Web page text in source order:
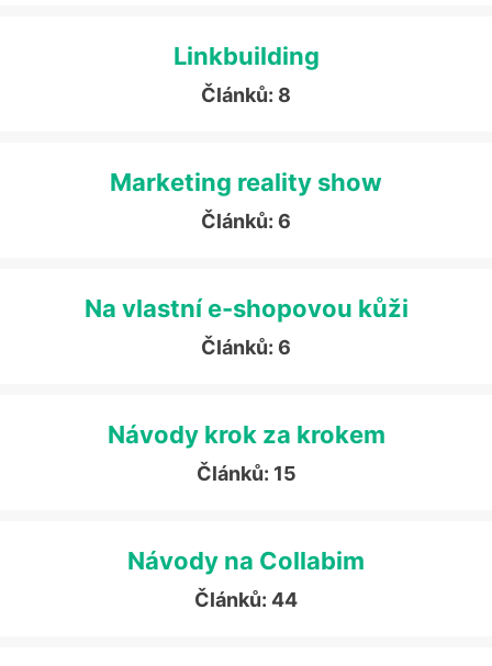
Linkbuilding
Článků: 8
Marketing reality show
Článků: 6
Na vlastní e-shopovou kůži
Článků: 6
Návody krok za krokem
Článků: 15
Návody na Collabim
Článků: 44